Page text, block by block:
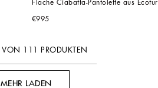
Flache Ciabatta-Pantolette aus Ecofur
€995
VON 111 PRODUKTEN
MEHR LADEN